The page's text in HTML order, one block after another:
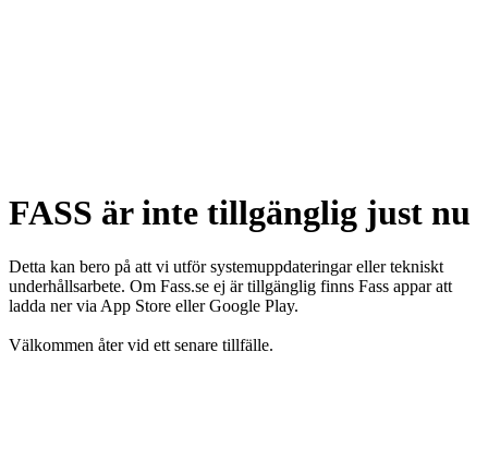
FASS är inte tillgänglig just nu
Detta kan bero på att vi utför systemuppdateringar eller tekniskt
underhållsarbete. Om Fass.se ej är tillgänglig finns Fass appar att
ladda ner via App Store eller Google Play.
Välkommen åter vid ett senare tillfälle.